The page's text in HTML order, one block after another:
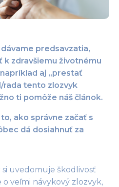
predsavzatia,
k zdravšiemu životnému
aj „prestať
rada tento zlozvyk
ti pomôže náš článok.
ako správne začať s
dá dosiahnuť za
si uvedomuje škodlivosť
o veľmi návykový zlozvyk,